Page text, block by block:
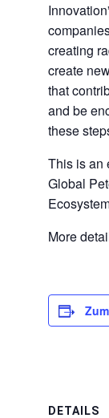
creating
create
that
and be
these
This is an
Global
More
DETAILS